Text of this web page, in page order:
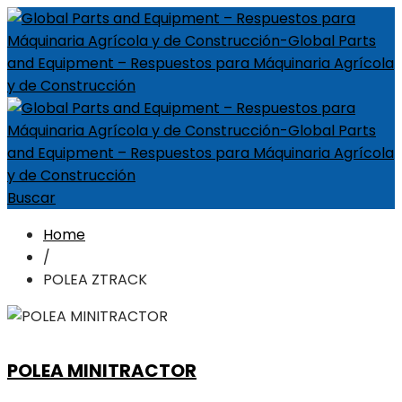
Buscar
Home
/
POLEA ZTRACK
POLEA MINITRACTOR